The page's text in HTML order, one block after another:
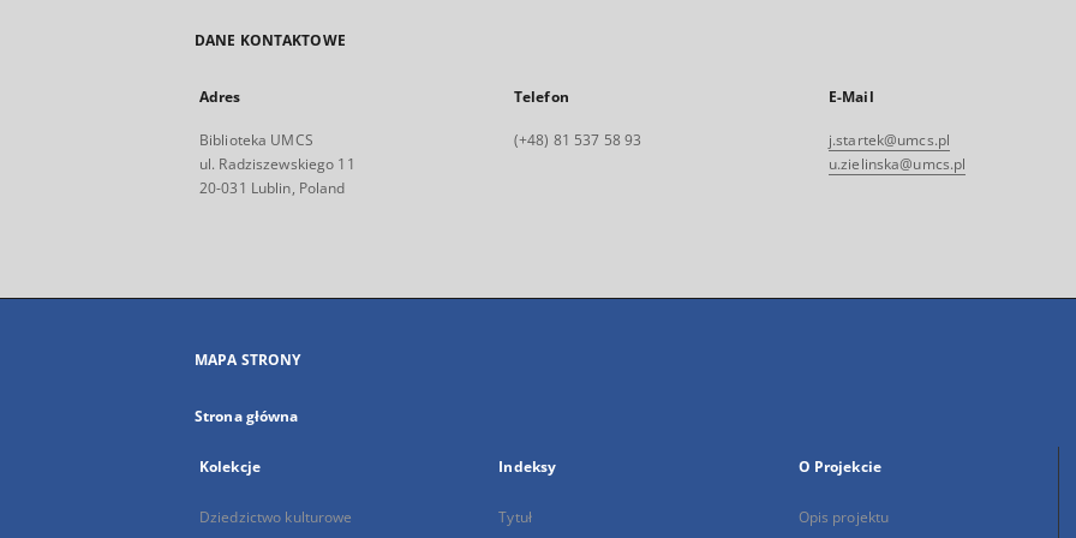
DANE KONTAKTOWE
Adres
Biblioteka UMCS
ul. Radziszewskiego 11
20-031 Lublin, Poland
Telefon
(+48) 81 537 58 93
E-Mail
j.startek@umcs.pl
u.zielinska@umcs.pl
MAPA STRONY
Strona główna
Kolekcje
Dziedzictwo kulturowe
Indeksy
Tytuł
O Projekcie
Opis projektu